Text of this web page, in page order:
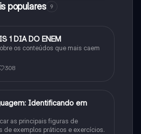
populares 9
1 DIA DO ENEM
os conteúdos que mais caem
308
Identificando em
as principais figuras de
de exemplos práticos e exercícios.